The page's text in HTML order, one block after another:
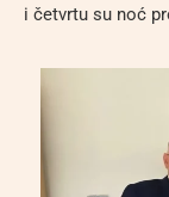
i četvrtu su noć